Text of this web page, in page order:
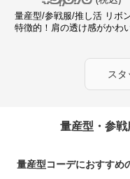
量産型/参戦服/推し活 リボ
特徴的！肩の透け感がかわ
スタ
量産型・参
量産型コーデにおすすめ